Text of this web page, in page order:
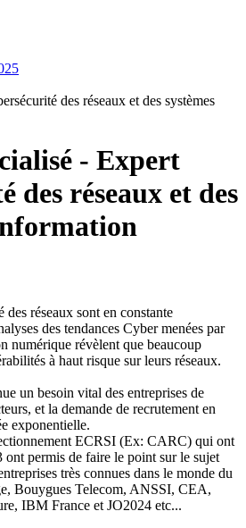
des réseaux et des systèmes
- Expert
des réseaux et des
des réseaux sont en constante
des tendances Cyber menées par
numérique révèlent que beaucoup
à haut risque sur leurs réseaux.
un besoin vital des entreprises de
et la demande de recrutement en
exponentielle.
ECRSI (Ex: CARC) qui ont
ont permis de faire le point sur le sujet
très connues dans le monde du
Bouygues Telecom, ANSSI, CEA,
IBM France et JO2024 etc...